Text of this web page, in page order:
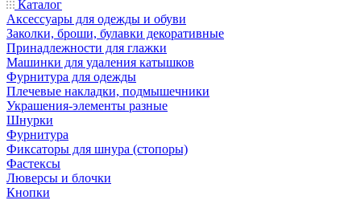
Каталог
Аксессуары для одежды и обуви
Заколки, броши, булавки декоративные
Принадлежности для глажки
Машинки для удаления катышков
Фурнитура для одежды
Плечевые накладки, подмышечники
Украшения-элементы разные
Шнурки
Фурнитура
Фиксаторы для шнура (стопоры)
Фастексы
Люверсы и блочки
Кнопки